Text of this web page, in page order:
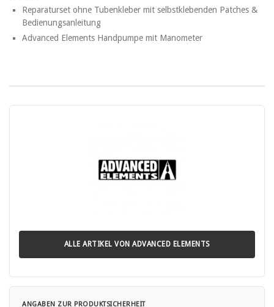
Reparaturset ohne Tubenkleber mit selbstklebenden Patches &
Bedienungsanleitung
Advanced Elements Handpumpe mit Manometer
ALLE ARTIKEL VON ADVANCED ELEMENTS
ANGABEN ZUR PRODUKTSICHERHEIT